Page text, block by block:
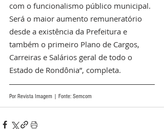
com o funcionalismo público municipal.
Será o maior aumento remuneratório
desde a existência da Prefeitura e
também o primeiro Plano de Cargos,
Carreiras e Salários geral de todo o
Estado de Rondônia”, completa.
Por Revista Imagem | Fonte: Semcom